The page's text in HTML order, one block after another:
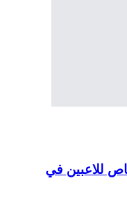
للاعبين في